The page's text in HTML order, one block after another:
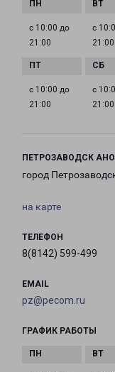
с 10:00 до
21:00
с
21:00
с 10:00 до
21:00
с
21:00
ПЕТРОЗАВОДСК
город
на карте
ТЕЛЕФОН
8(8142) 599-499
EMAIL
pz@pecom.ru
ГРАФИК РАБОТЫ